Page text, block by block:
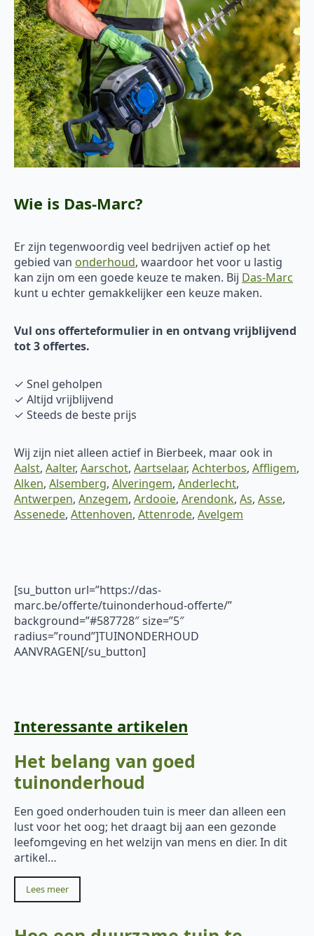
Wie is Das-Marc?
Er zijn tegenwoordig veel bedrijven actief op het
gebied van onderhoud, waardoor het voor u lastig
kan zijn om een goede keuze te maken. Bij Das-Marc
kunt u echter gemakkelijker een keuze maken.
Vul ons offerteformulier in en ontvang vrijblijvend
tot 3 offertes.
✓ Snel geholpen
✓ Altijd vrijblijvend
✓ Steeds de beste prijs
Wij zijn niet alleen actief in Bierbeek, maar ook in
Aalst, Aalter, Aarschot, Aartselaar, Achterbos, Affligem,
Alken, Alsemberg, Alveringem, Anderlecht,
Antwerpen, Anzegem, Ardooie, Arendonk, As, Asse,
Assenede, Attenhoven, Attenrode, Avelgem
[su_button url=”https://das-
marc.be/offerte/tuinonderhoud-offerte/”
background=”#587728″ size=”5″
radius=”round”]TUINONDERHOUD
AANVRAGEN[/su_button]
Interessante artikelen
Het belang van goed
tuinonderhoud
Een goed onderhouden tuin is meer dan alleen een
lust voor het oog; het draagt bij aan een gezonde
leefomgeving en het welzijn van mens en dier. In dit
artikel…
Lees meer